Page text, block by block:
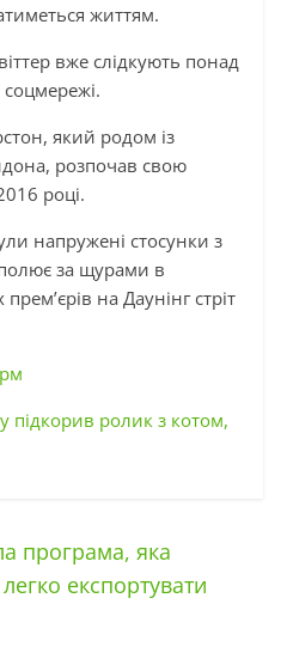
життям.
вже слідкують понад
який родом із
розпочав свою
році.
напружені стосунки з
за щурами в
на Даунінг стріт
підкорив ролик з котом,
програма, яка
експортувати